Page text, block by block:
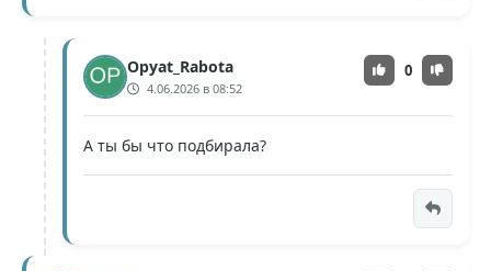
Opyat_Rabota
4.06.2026 в 08:52
0
А ты бы что подбирала?